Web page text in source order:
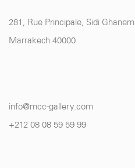
281, Rue Principale, Sidi Ghanem
Marrakech 40000
info@mcc-gallery.com
+212 08 08 59 59 99